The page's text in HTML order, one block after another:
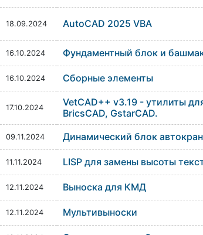
18.09.2024 AutoCAD 2025 VBA
16.10.2024 Фундаментный блок и
16.10.2024 Сборные элементы
17.10.2024
VetCAD++ v3.19 - утилиты
BricsCAD, GstarCAD.
09.11.2024 Динамический блок
11.11.2024 LISP для замены высоты
12.11.2024 Выноска для КМД
12.11.2024 Мультивыноски